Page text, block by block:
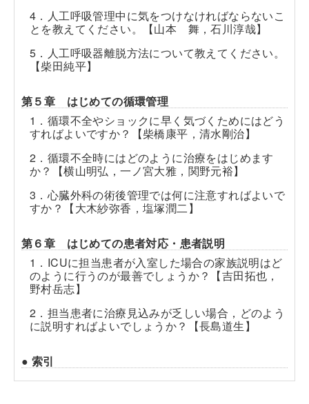
4．人工呼吸管理中に気をつけなければならないこ
とを教えてください。【山本 舞，石川淳哉】
5．人工呼吸器離脱方法について教えてください。
【柴田純平】
第５章 はじめての循環管理
1．循環不全やショックに早く気づくためにはどう
すればよいですか？【柴橋康平，清水剛治】
2．循環不全時にはどのように治療をはじめます
か？【横山明弘，一ノ宮大雅，関野元裕】
3．心臓外科の術後管理では何に注意すればよいで
すか？【大木紗弥香，塩塚潤二】
第６章 はじめての患者対応・患者説明
1．ICUに担当患者が入室した場合の家族説明はど
のように行うのが最善でしょうか？【吉田拓也，
野村岳志】
2．担当患者に治療見込みが乏しい場合，どのよう
に説明すればよいでしょうか？【長島道生】
● 索引